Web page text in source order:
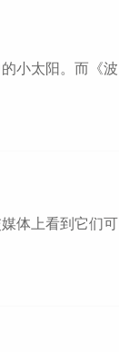
小太阳。而《波
体上看到它们可